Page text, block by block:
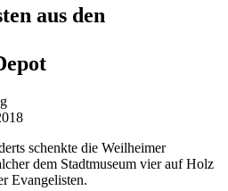
aus den
schenkte die Weilheimer
dem Stadtmuseum vier auf Holz
Evangelisten.